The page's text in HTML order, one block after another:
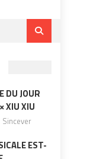
DU JOUR
XIU XIU
Sincever
EST-